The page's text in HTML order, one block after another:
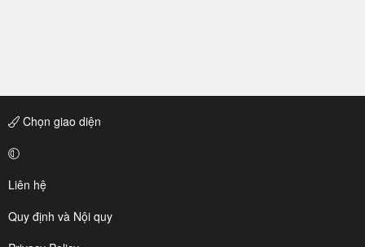
Chọn giao diện
Liên hệ
Quy định và Nội quy